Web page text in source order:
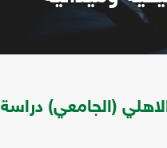
(الجامعي) دراسة